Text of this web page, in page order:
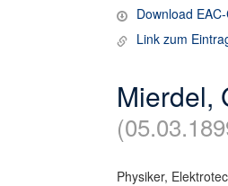
Download
Link zum
Mierdel,
Physiker,